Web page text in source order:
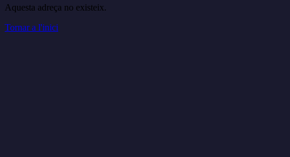
Aquesta adreça no existeix.
Tornar a l'inici